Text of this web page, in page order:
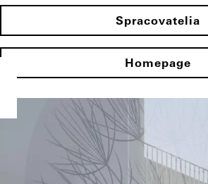
Spracovatelia
Homepage